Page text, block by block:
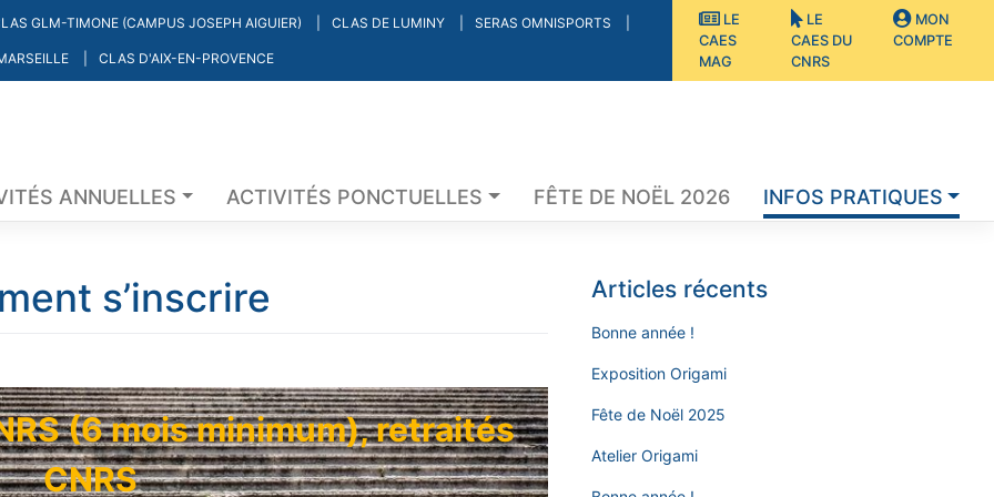
GLM-TIMONE (CAMPUS JOSEPH AIGUIER) CLAS DE LUMINY SERAS OMNISPORTS
CLAS D'AIX-EN-PROVENCE
LE
CAES
MAG
LE
CAES DU
CNRS
MON
COMPTE
ANNUELLES ACTIVITÉS PONCTUELLES FÊTE DE NOËL 2026 INFOS PRATIQUES
s’inscrire
(6 mois minimum), retraités
CNRS
Articles récents
Bonne année !
Exposition Origami
Fête de Noël 2025
Atelier Origami